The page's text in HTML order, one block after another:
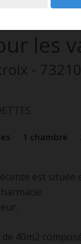
2
les
- 73210
1 chambre
est située
40m2